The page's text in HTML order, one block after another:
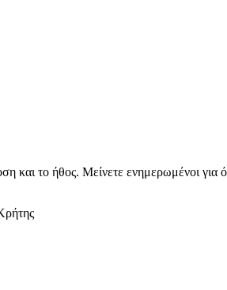
και το ήθος. Μείνετε ενημερωμένοι